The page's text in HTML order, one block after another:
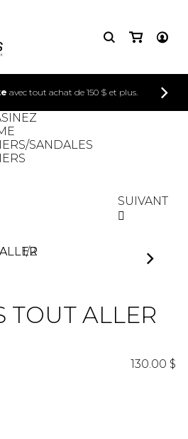
avec tout achat de 150 $ et plus.
SANDALES
SUIVANT
1/2
TOUT ALLER
130.00 $